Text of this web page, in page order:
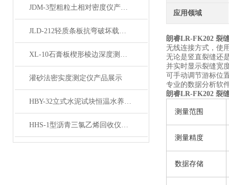
JDM-3型粗粒土相对密度仪产品展示
JLD-212轻质条板抗弯破坏载荷试验装置 产品展示
XL-10石膏板楔形棱边深度测定仪产品展示
灌砂法密实度测定仪产品展示
HBY-32立式水泥试块恒温水养护箱产品展示
HHS-1型沥青三氯乙烯回收仪产品展示
应用领域
朗睿LR-FK202 裂
无线连接方式，使
无论是竖直裂缝还
并实时显示裂缝宽
可手动调节游标位
专业的数据分析软
朗睿LR-FK202 裂
测量范围
测量精度
数据存储